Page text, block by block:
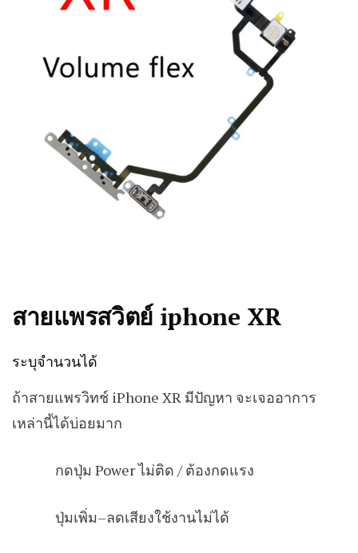
สายแพรสวิตย์ iphone XR
ระบุจำนวนได้
ถ้าสายแพรวิทช์ iPhone XR มีปัญหา จะเจออาการ
เหล่านี้ได้บ่อยมาก
กดปุ่ม Power ไม่ติด / ต้องกดแรง
ปุ่มเพิ่ม–ลดเสียงใช้งานไม่ได้